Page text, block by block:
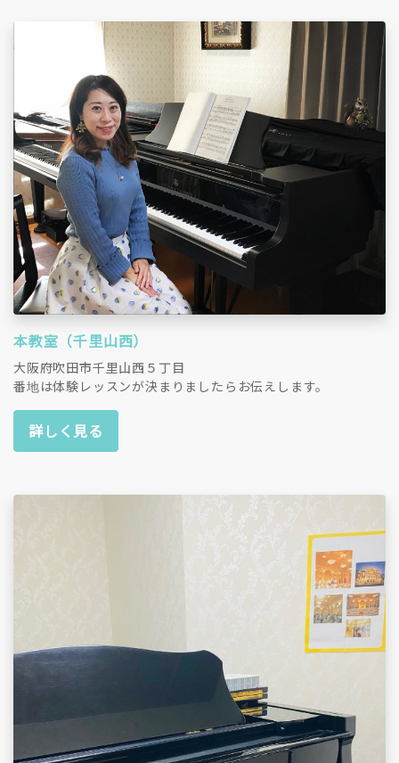
本教室（千里山西）
大阪府吹田市千里山西５丁目
番地は体験レッスンが決まりましたらお伝えします。
詳しく見る